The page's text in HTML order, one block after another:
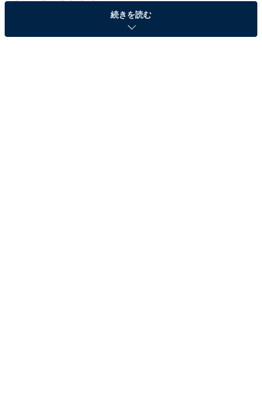
苦肉の策とも言える特例ですが、不謹慎を承知で言え
ば、一軍の試合に出場できるチャンスが増えるので若手
続きを読む